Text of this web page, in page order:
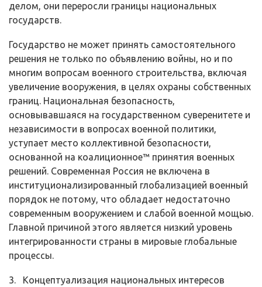
делом, они переросли границы национальных
государств.
Государство не может принять самостоятельного
решения не только по объявлению войны, но и по
многим вопросам военного строительства, вклю­чая
увеличение вооружения, в целях охраны собственных
границ. Нацио­нальная безопасность,
основывавшаяся на государственном суверенитете и
независимости в вопросах военной политики,
уступает место коллективной безопасности,
основанной на коалиционное™ принятия военных
решений. Современная Россия не включена в
институционализированный глобализа­цией военный
порядок не потому, что обладает недостаточно
современным вооружением и слабой военной мощью.
Главной причиной этого является низкий уровень
интегрированности страны в мировые глобальные
процессы.
3. Концептуализация национальных интересов